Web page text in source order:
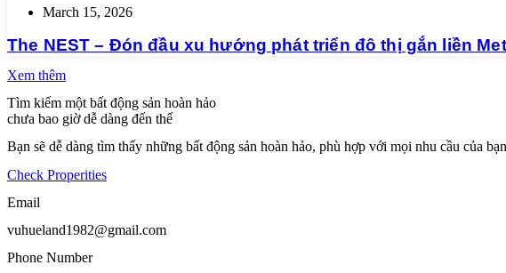
March 15, 2026
The NEST – Đón đầu xu hướng phát triển đô thị gắn liền
Xem thêm
Tìm kiếm một bất động sản hoàn hảo
chưa bao giờ dễ dàng đến thế
Bạn sẽ dễ dàng tìm thấy những bất động sản hoàn hảo, phù hợp với mọi nhu cầu của bạn
Check Properities
Email
vuhueland1982@gmail.com
Phone Number